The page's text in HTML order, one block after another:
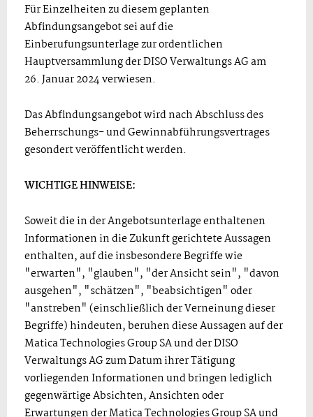
Für Einzelheiten zu diesem geplanten
Abfindungsangebot sei auf die
Einberufungsunterlage zur ordentlichen
Hauptversammlung der DISO Verwaltungs AG am
26. Januar 2024 verwiesen.
Das Abfindungsangebot wird nach Abschluss des
Beherrschungs- und Gewinnabführungsvertrages
gesondert veröffentlicht werden.
WICHTIGE HINWEISE:
Soweit die in der Angebotsunterlage enthaltenen
Informationen in die Zukunft gerichtete Aussagen
enthalten, auf die insbesondere Begriffe wie
"erwarten", "glauben", "der Ansicht sein", "davon
ausgehen", "schätzen", "beabsichtigen" oder
"anstreben" (einschließlich der Verneinung dieser
Begriffe) hindeuten, beruhen diese Aussagen auf der
Matica Technologies Group SA und der DISO
Verwaltungs AG zum Datum ihrer Tätigung
vorliegenden Informationen und bringen lediglich
gegenwärtige Absichten, Ansichten oder
Erwartungen der Matica Technologies Group SA und